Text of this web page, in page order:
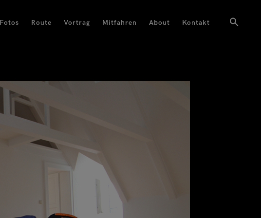
Route Vortrag Mitfahren About Kontakt